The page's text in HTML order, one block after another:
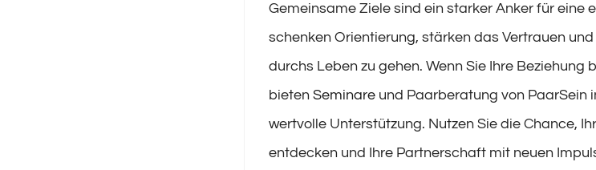
Gemeinsame Ziele sind ein starker Anker für eine
schenken Orientierung, stärken das Vertrauen
durchs Leben zu gehen. Wenn Sie Ihre Beziehung
bieten Seminare und Paarberatung von PaarSein
wertvolle Unterstützung. Nutzen Sie die Chance,
entdecken und Ihre Partnerschaft mit neuen